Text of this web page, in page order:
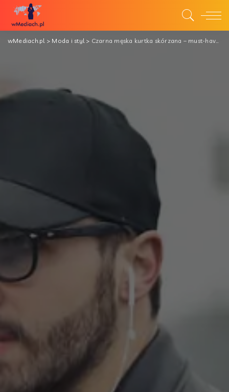
wMediach.pl> Moda i styl> Czarna męska kurtka skórzana – must-have w twojej garderobie! Przegląd modeli